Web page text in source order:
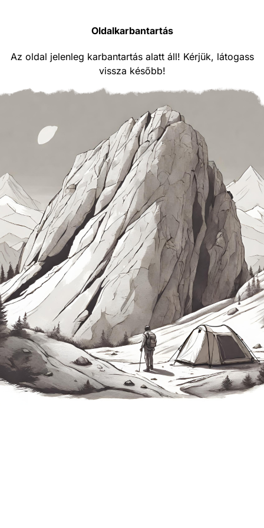
Oldalkarbantartás
Az oldal jelenleg karbantartás alatt áll! Kérjük, látogass
vissza később!